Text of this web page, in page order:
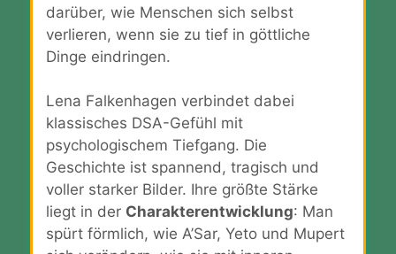
darüber, wie Menschen sich selbst
verlieren, wenn sie zu tief in göttliche
Dinge eindringen.
Lena Falkenhagen verbindet dabei
klassisches DSA-Gefühl mit
psychologischem Tiefgang. Die
Geschichte ist spannend, tragisch und
voller starker Bilder. Ihre größte Stärke
liegt in der Charakterentwicklung: Man
spürt förmlich, wie A’Sar, Yeto und Mupert